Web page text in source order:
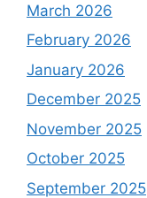
March 2026
February 2026
January 2026
December 2025
November 2025
October 2025
September 2025